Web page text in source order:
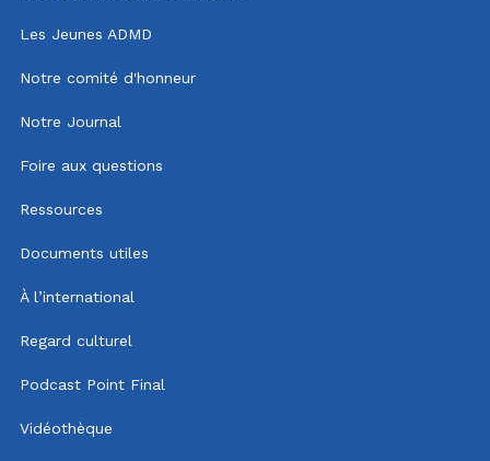
Les Jeunes ADMD
Notre comité d'honneur
Notre Journal
Foire aux questions
Ressources
Documents utiles
À l’international
Regard culturel
Podcast Point Final
Vidéothèque